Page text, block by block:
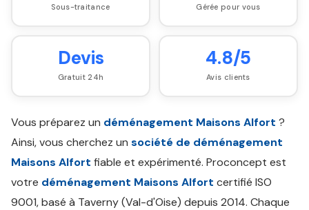
Sous-traitance Gérée pour vous
Devis
Gratuit 24h
4.8/5
Avis clients
Vous préparez un déménagement Maisons Alfort ?
Ainsi, vous cherchez un société de déménagement
Maisons Alfort fiable et expérimenté. Proconcept est
votre déménagement Maisons Alfort certifié ISO
9001, basé à Taverny (Val-d'Oise) depuis 2014. Chaque